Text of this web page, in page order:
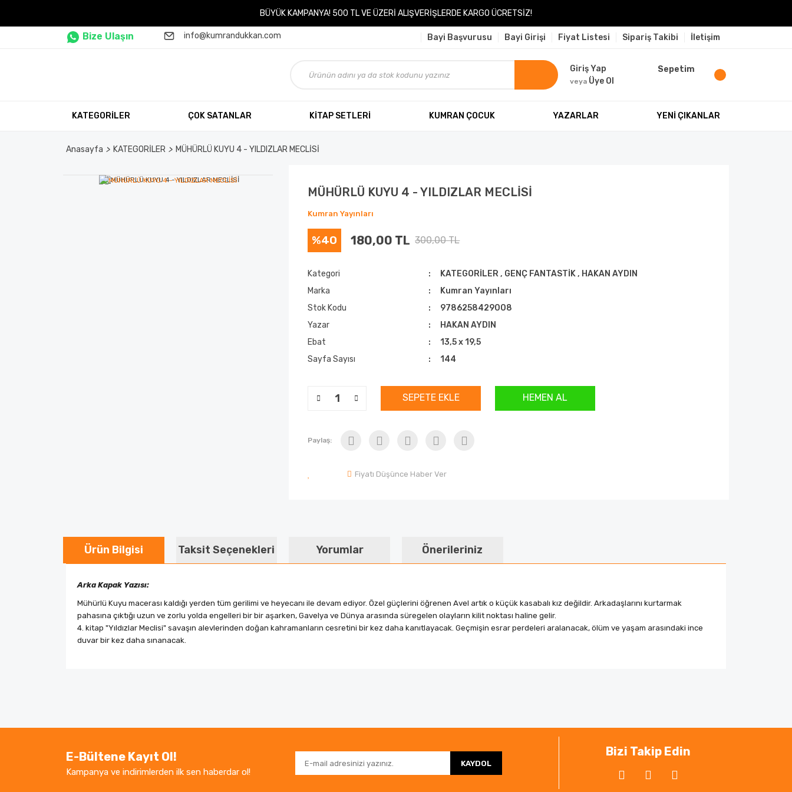
BÜYÜK KAMPANYA! 500 TL VE ÜZERİ ALIŞVERİŞLERDE KARGO ÜCRETSİZ!
Bize Ulaşın info@kumrandukkan.com Bayi Başvurusu Bayi Girişi Fiyat Listesi Sipariş Takibi İletişim
Giriş Yap
veya Üye Ol
Sepetim
KATEGORİLER ÇOK SATANLAR KİTAP SETLERİ KUMRAN ÇOCUK YAZARLAR YENİ ÇIKANLAR
Anasayfa KATEGORİLER MÜHÜRLÜ KUYU 4 - YILDIZLAR MECLİSİ
MÜHÜRLÜ KUYU 4 - YILDIZLAR MECLİSİ
Kumran Yayınları
%40 180,00 TL 300,00 TL
Kategori KATEGORİLER , GENÇ FANTASTİK, HAKAN AYDIN
Marka
Kumran Yayınları
Stok Kodu
9786258429008
Yazar
HAKAN AYDIN
Ebat
13,5 x 19,5
Sayfa Sayısı
144
SEPETE EKLE HEMEN AL
Paylaş:
Fiyatı Düşünce Haber Ver
Ürün Bilgisi Taksit Seçenekleri Yorumlar Önerileriniz
Arka Kapak Yazısı:
Mühürlü Kuyu macerası kaldığı yerden tüm gerilimi ve heyecanı ile devam ediyor. Özel güçlerini öğrenen Avel artık o küçük kasabalı kız değildir. Arkadaşlarını kurtarmak
pahasına çıktığı uzun ve zorlu yolda engelleri bir bir aşarken, Gavelya ve Dünya arasında süregelen olayların kilit noktası haline gelir.
4. kitap "Yıldızlar Meclisi" savaşın alevlerinden doğan kahramanların cesretini bir kez daha kanıtlayacak. Geçmişin esrar perdeleri aralanacak, ölüm ve yaşam arasındaki ince
duvar bir kez daha sınanacak.
Ürün resmi kalitesiz, bozuk veya görüntülenemiyor.
Ürün bilgilerinde hatalar bulunuyor.
E-Bültene Kayıt Ol!
Kampanya ve indirimlerden ilk sen haberdar ol!
KAYDOL
Bizi Takip Edin